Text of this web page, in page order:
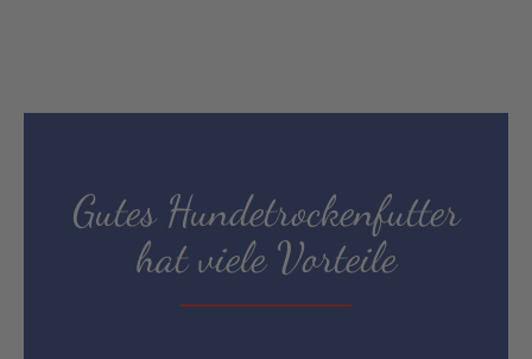
Gutes Hundetrockenfutter
hat viele Vorteile